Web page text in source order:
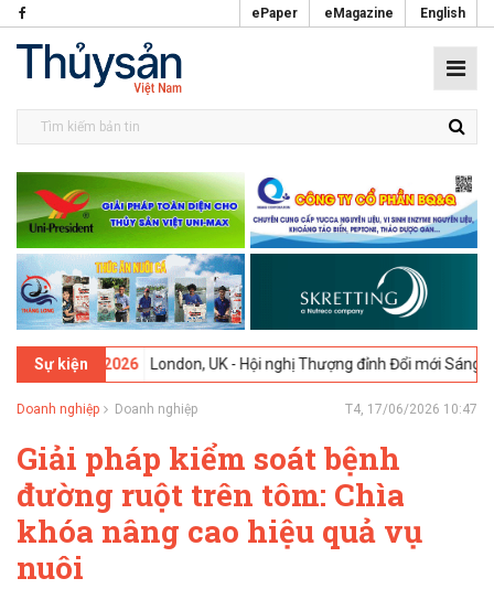
ePaper eMagazine English
Sự kiện
09-02-2026 London, UK - Hội nghị Thượng đỉnh Đổi mới Sáng tạo
Doanh nghiệp Doanh nghiệp T4, 17/06/2026 10:47
Giải pháp kiểm soát bệnh
đường ruột trên tôm: Chìa
khóa nâng cao hiệu quả vụ
nuôi